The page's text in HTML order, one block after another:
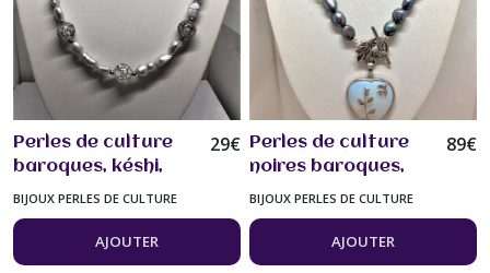
Perles de culture
baroques, késhi,
Collier 50/55 cm
perles de culture
gris clair et jolies
perles givrées bijou
29€
BIJOUX PERLES DE CULTURE
AJOUTER
Perles de culture
noires baroques,
pendentif pierre de
lune fermoir feuille
à la base 47 cm
Bijou femme.
89€
BIJOUX PERLES DE CULTURE
AJOUTER